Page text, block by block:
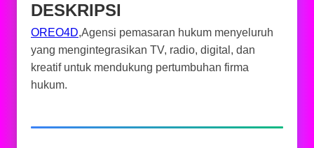
DESKRIPSI
OREO4D,Agensi pemasaran hukum menyeluruh
yang mengintegrasikan TV, radio, digital, dan
kreatif untuk mendukung pertumbuhan firma
hukum.